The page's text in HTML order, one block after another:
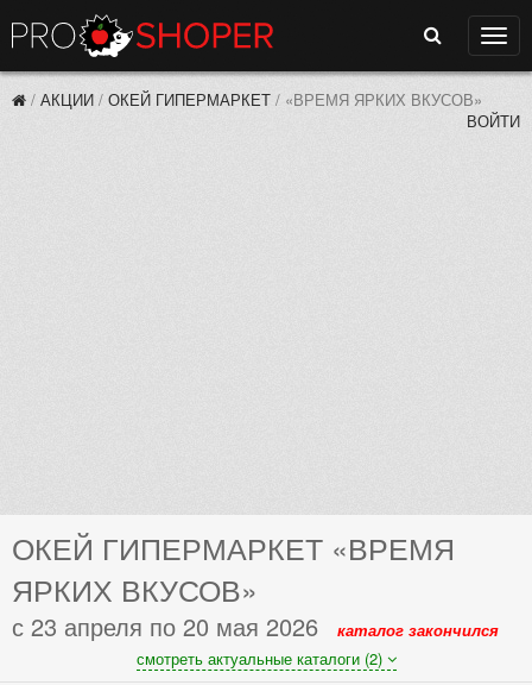
Поиск
/ АКЦИИ / ОКЕЙ ГИПЕРМАРКЕТ / «ВРЕМЯ ЯРКИХ ВКУСОВ»
ВОЙТИ
ОКЕЙ ГИПЕРМАРКЕТ «ВРЕМЯ
ЯРКИХ ВКУСОВ»
с 23 апреля по 20 мая 2026
каталог закончился
смотреть актуальные каталоги (2)